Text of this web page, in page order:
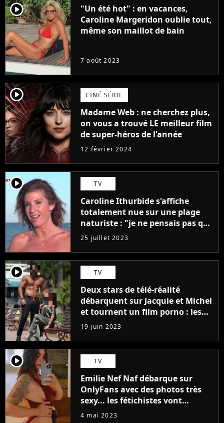
player2
"Un été hot" : en vacances,
Caroline Margeridon oublie tout,
même son maillot de bain
7 août 2023
player2 CINÉ SÉRIE
Madame Web : ne cherchez plus,
on vous a trouvé LE meilleur film
de super-héros de l'année
12 février 2024
player2 TV
Caroline Ithurbide s'affiche
totalement nue sur une plage
naturiste : "je ne pensais pas que
j'arriverais à le faire..."
25 juillet 2023
player2 TV
Deux stars de télé-réalité
débarquent sur Jacquie et Michel
et tournent un film porno : les
premières images du tournage
(exclu)
19 juin 2023
player2 TV
Emilie Nef Naf débarque sur
OnlyFans avec des photos très
sexy... les fétichistes vont
prendre leur pied !
4 mai 2023